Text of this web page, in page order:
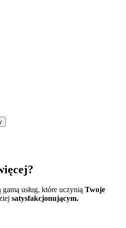
usług, które uczynią Twoje
satysfakcjonującym.